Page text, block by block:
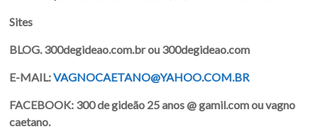
Sites
BLOG. 300degideao.com.br ou 300degideao.com
E-MAIL:VAGNOCAETANO@YAHOO.COM.BR
FACEBOOK: 300 de gideão 25 anos @ gamil.com ou vagno
caetano.